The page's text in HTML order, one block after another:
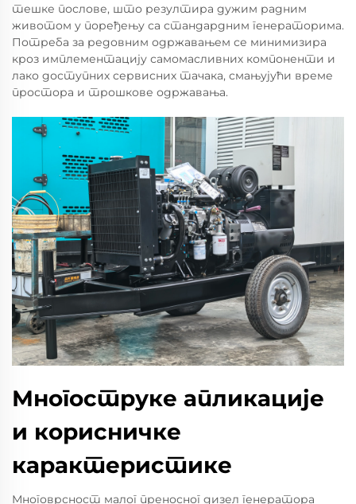
тешке послове, што резултира дужим радним
животом у поређењу са стандардним генераторима.
Потреба за редовним одржавањем се минимизира
кроз имплементацију самомасливних компоненти и
лако доступних сервисних тачака, смањујући време
простора и трошкове одржавања.
Многоструке апликације
и корисничке
карактеристике
Многоврсност малог преносног дизел генератора